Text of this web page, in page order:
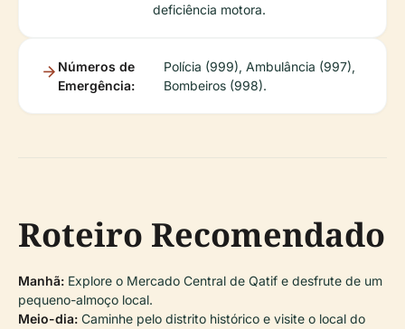
deficiência motora.
Números de
Emergência:
Polícia (999), Ambulância (997),
Bombeiros (998).
Roteiro Recomendado
Manhã: Explore o Mercado Central de Qatif e desfrute de um
pequeno-almoço local.
Meio-dia: Caminhe pelo distrito histórico e visite o local do